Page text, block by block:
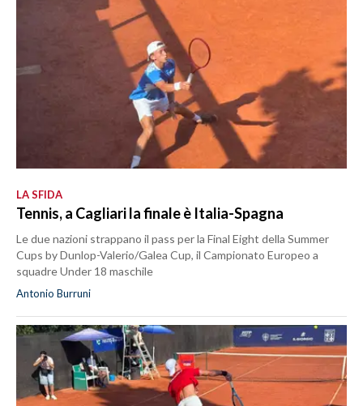
LA SFIDA
Tennis, a Cagliari la finale è Italia-Spagna
Le due nazioni strappano il pass per la Final Eight della Summer
Cups by Dunlop-Valerio/Galea Cup, il Campionato Europeo a
squadre Under 18 maschile
Antonio Burruni